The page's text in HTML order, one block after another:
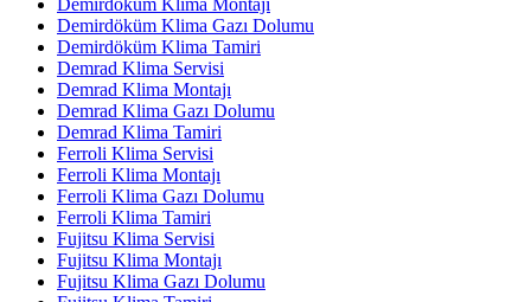
Demirdöküm Klima Montajı
Demirdöküm Klima Gazı Dolumu
Demirdöküm Klima Tamiri
Demrad Klima Servisi
Demrad Klima Montajı
Demrad Klima Gazı Dolumu
Demrad Klima Tamiri
Ferroli Klima Servisi
Ferroli Klima Montajı
Ferroli Klima Gazı Dolumu
Ferroli Klima Tamiri
Fujitsu Klima Servisi
Fujitsu Klima Montajı
Fujitsu Klima Gazı Dolumu